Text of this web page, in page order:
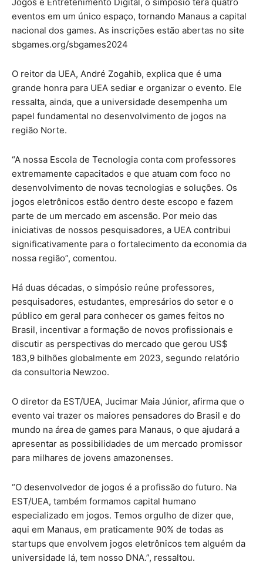
eventos em um único espaço, tornando Manaus a capital
nacional dos games. As inscrições estão abertas no site
sbgames.org/sbgames2024
O reitor da UEA, André Zogahib, explica que é uma
grande honra para UEA sediar e organizar o evento. Ele
ressalta, ainda, que a universidade desempenha um
papel fundamental no desenvolvimento de jogos na
região Norte.
“A nossa Escola de Tecnologia conta com professores
extremamente capacitados e que atuam com foco no
desenvolvimento de novas tecnologias e soluções. Os
jogos eletrônicos estão dentro deste escopo e fazem
parte de um mercado em ascensão. Por meio das
iniciativas de nossos pesquisadores, a UEA contribui
significativamente para o fortalecimento da economia da
nossa região”, comentou.
Há duas décadas, o simpósio reúne professores,
pesquisadores, estudantes, empresários do setor e o
público em geral para conhecer os games feitos no
Brasil, incentivar a formação de novos profissionais e
discutir as perspectivas do mercado que gerou US$
183,9 bilhões globalmente em 2023, segundo relatório
da consultoria Newzoo.
O diretor da EST/UEA, Jucimar Maia Júnior, afirma que o
evento vai trazer os maiores pensadores do Brasil e do
mundo na área de games para Manaus, o que ajudará a
apresentar as possibilidades de um mercado promissor
para milhares de jovens amazonenses.
“O desenvolvedor de jogos é a profissão do futuro. Na
EST/UEA, também formamos capital humano
especializado em jogos. Temos orgulho de dizer que,
aqui em Manaus, em praticamente 90% de todas as
startups que envolvem jogos eletrônicos tem alguém da
universidade lá, tem nosso DNA.”, ressaltou.